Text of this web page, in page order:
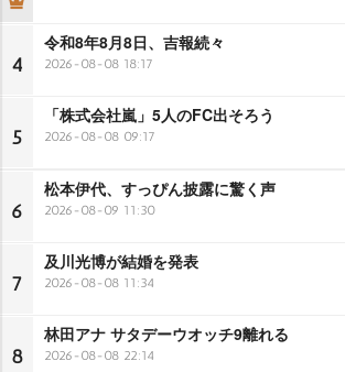
4
令和8年8月8日、吉報続々
2026-08-08 18:17
5
「株式会社嵐」5人のFC出そろう
2026-08-08 09:17
6
松本伊代、すっぴん披露に驚く声
2026-08-09 11:30
7
及川光博が結婚を発表
2026-08-08 11:34
8
林田アナ サタデーウオッチ9離れる
2026-08-08 22:14